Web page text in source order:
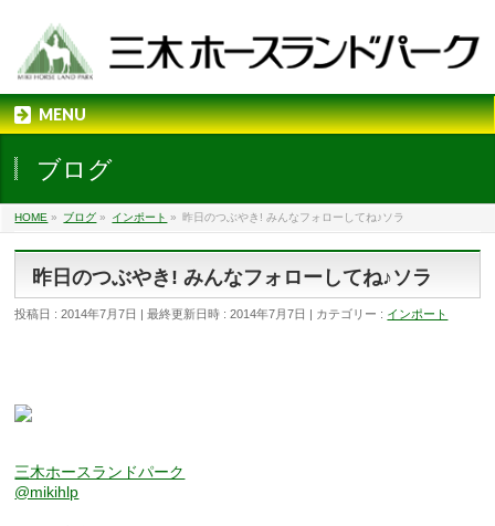
MENU
ブログ
HOME » ブログ » インポート » 昨日のつぶやき! みんなフォローしてね♪ソラ
昨日のつぶやき! みんなフォローしてね♪ソラ
投稿日 : 2014年7月7日 最終更新日時 : 2014年7月7日 カテゴリー : インポート
三木ホースランドパーク
@mikihlp